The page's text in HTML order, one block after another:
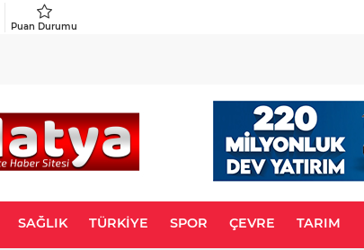
Puan Durumu
SAĞLIK TÜRKİYE SPOR ÇEVRE TARIM